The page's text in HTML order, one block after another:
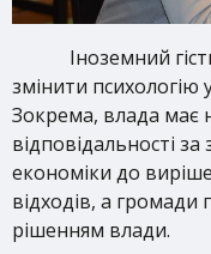
Іноземний
змінити психологію
Зокрема, влада має
відповідальності
економіки до
відходів, а громади
рішенням влади.